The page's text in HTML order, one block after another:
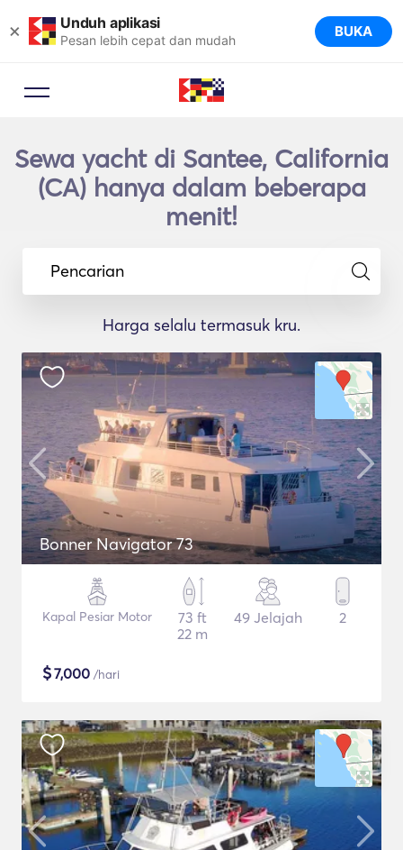
× Unduh aplikasi
Pesan lebih cepat dan mudah BUKA
Sewa yacht di Santee, California
(CA) hanya dalam beberapa
menit!
Pencarian
Harga selalu termasuk kru.
Bonner Navigator 73
Kapal Pesiar Motor
73 ft
22 m
49 Jelajah 2
$7,000 /hari